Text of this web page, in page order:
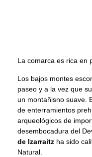
La comarca es rica en
Los bajos montes
paseo y a la vez que
un montañisno suave.
de enterramientos
arqueológicos de
desembocadura del
de Izarraitz ha sido
Natural.